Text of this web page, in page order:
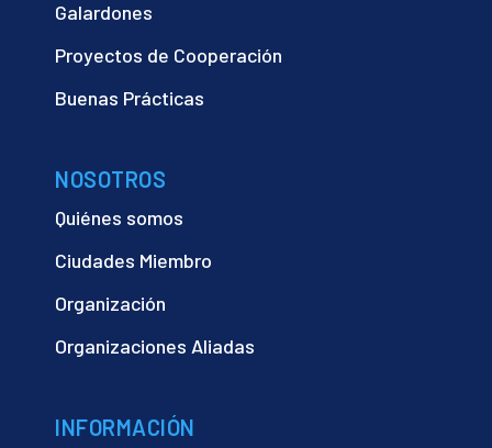
Galardones
Proyectos de Cooperación
Buenas Prácticas
NOSOTROS
Quiénes somos
Ciudades Miembro
Organización
Organizaciones Aliadas
INFORMACIÓN